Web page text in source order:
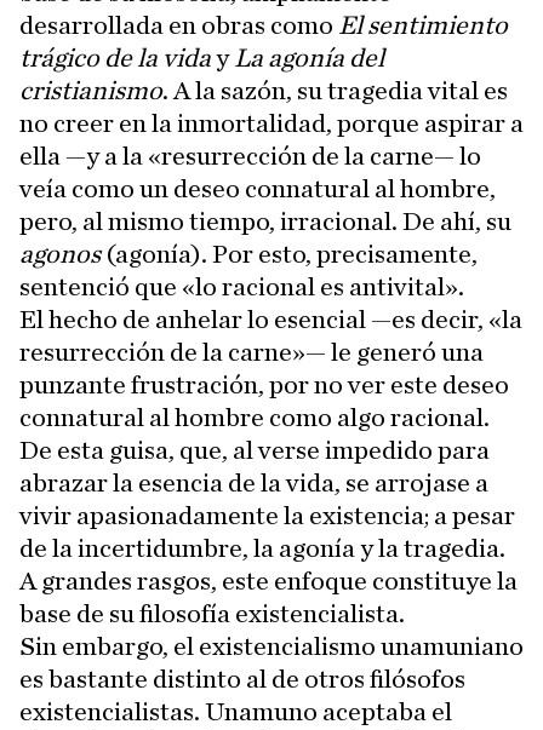
desarrollada en obras como El sentimiento
trágico de la vidayLa agonía del
cristianismo. A la sazón, su tragedia vital es
no creer en la inmortalidad, porque aspirar a
ella —y a la «resurrección de la carne— lo
veía como un deseo connatural al hombre,
pero, al mismo tiempo, irracional. De ahí, su
agonos(agonía). Por esto, precisamente,
sentenció que «lo racional es antivital».
El hecho de anhelar lo esencial —es decir, «la
resurrección de la carne»— le generó una
punzante frustración, por no ver este deseo
connatural al hombre como algo racional.
De esta guisa, que, al verse impedido para
abrazar la esencia de la vida, se arrojase a
vivir apasionadamente la existencia; a pesar
de la incertidumbre, la agonía y la tragedia.
A grandes rasgos, este enfoque constituye la
base de su filosofía existencialista.
Sin embargo, el existencialismo unamuniano
es bastante distinto al de otros filósofos
existencialistas. Unamuno aceptaba el